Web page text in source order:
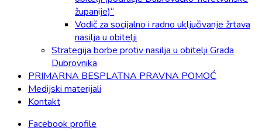
županije)“
Vodič za socijalno i radno uključivanje žrtava
nasilja u obitelji
Strategija borbe protiv nasilja u obitelji Grada
Dubrovnika
PRIMARNA BESPLATNA PRAVNA POMOĆ
Medijski materijali
Kontakt
Facebook profile